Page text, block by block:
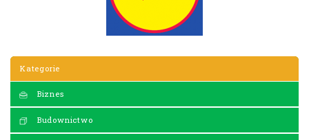
Kategorie
Biznes
Budownictwo